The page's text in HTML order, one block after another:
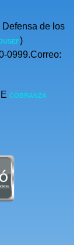
de los
)
0999.Correo:
COBRANZA